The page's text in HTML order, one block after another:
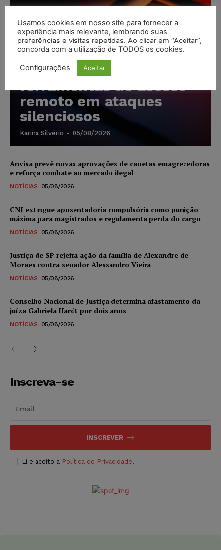
Cibercriminosos
exploram softwares
legítimos para instalar
ferramentas de acesso
remoto em ataques
silenciosos
Karina Silvério - 05/08/2026
Anvisa prevê novas aprovações de canetas emagrecedoras
e reforça combate ao mercado ilegal
NOTÍCIAS 05/08/2026
CNJ extingue aposentadoria compulsória como punição
máxima para magistrados e regulamenta perda do cargo
NOTÍCIAS 05/08/2026
Justiça de SP rejeita ação da família de Alexandre de
Moraes contra senador Alessandro Vieira
NOTÍCIAS 05/08/2026
Conselho Nacional de Justiça determina afastamento da
juíza Gabriela Hardt por dois anos
NOTÍCIAS 05/08/2026
Inscreva-se
INSCREVER
Li e aceito a Política de Privacidade.
Usamos cookies em nosso site para fornecer a
experiência mais relevante, lembrando suas
preferências e visitas repetidas. Ao clicar em “Aceitar”,
concorda com a utilização de TODOS os cookies.
Configurações Aceitar